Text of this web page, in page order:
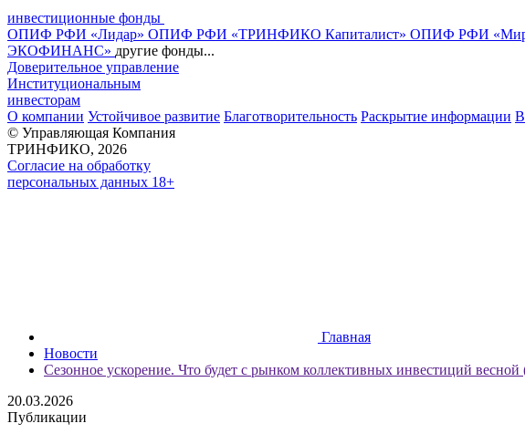
инвестиционные фонды
ОПИФ РФИ «Лидар» ОПИФ РФИ «ТРИНФИКО Капиталист» ОПИФ РФИ
ЭКОФИНАНС» другие фонды...
Доверительное управление
Институциональным
инвесторам
О компании Устойчивое развитие Благотворительность Раскрытие информации
© Управляющая Компания
ТРИНФИКО, 2026
Согласие на обработку
персональных данных 18+
Главная
Новости
Сезонное ускорение. Что будет с рынком коллективных инвестиций
20.03.2026
Публикации